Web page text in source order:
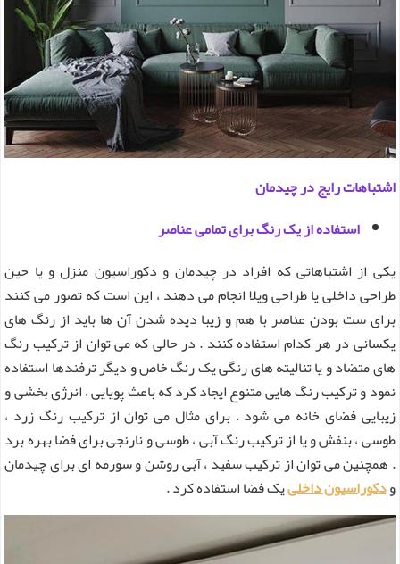
اشتباهات رایج در چیدمان
استفاده از یک رنگ برای تمامی عناصر
یکی از اشتباهاتی که افراد در چیدمان و دکوراسیون منزل و یا حین
طراحی داخلی یا طراحی ویلا انجام می دهند ، این است که تصور می کنند
برای ست بودن عناصر با هم و زیبا دیده شدن آن ها باید از رنگ های
یکسانی در هر کدام استفاده کنند . در حالی که می توان از ترکیب رنگ
های متضاد و یا تنالیته های رنگی یک رنگ خاص و دیگر ترفندها استفاده
نمود و ترکیب رنگ هایی متنوع ایجاد کرد که باعث پویایی ، انرژی بخشی و
زیبایی فضای خانه می شود . برای مثال می توان از ترکیب رنگ زرد ،
طوسی ، بنفش و یا از ترکیب رنگ آبی ، طوسی و نارنجی برای فضا بهره برد
. همچنین می توان از ترکیب سفید ، آبی روشن و سورمه ای برای چیدمان
ودکوراسیون داخلییک فضا استفاده کرد .